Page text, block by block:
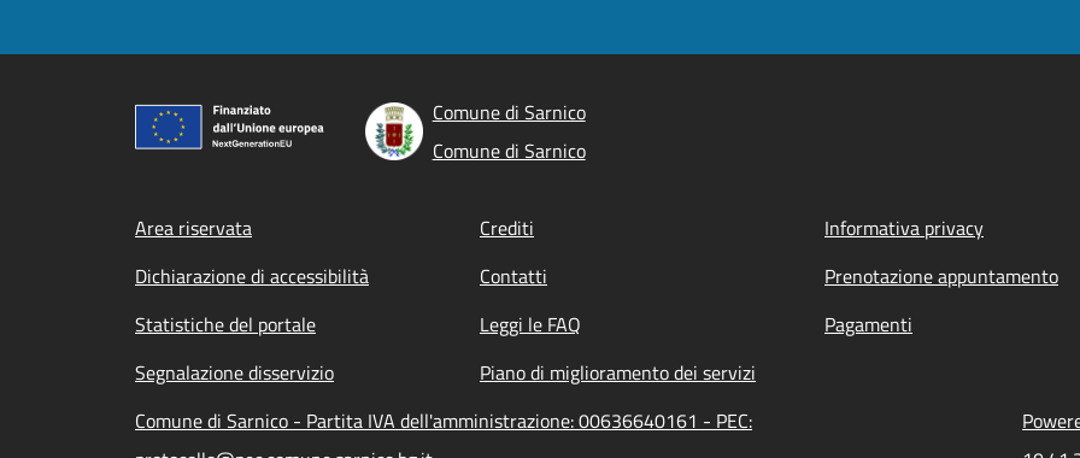
Comune di Sarnico
Comune di Sarnico
Footer menu
Area riservata Crediti
Informativa privacy
Dichiarazione di accessibilità
Contatti
Prenotazione appuntamento
Statistiche del portale
Leggi le FAQ
Pagamenti
Segnalazione disservizio
Piano di miglioramento dei servizi
Comune di Sarnico - Partita IVA dell'amministrazione: 00636640161 - PEC: